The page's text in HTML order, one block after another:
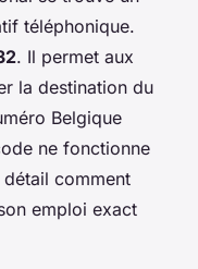
téléphonique.
. Il permet aux
la destination du
Belgique
ne fonctionne
comment
emploi exact